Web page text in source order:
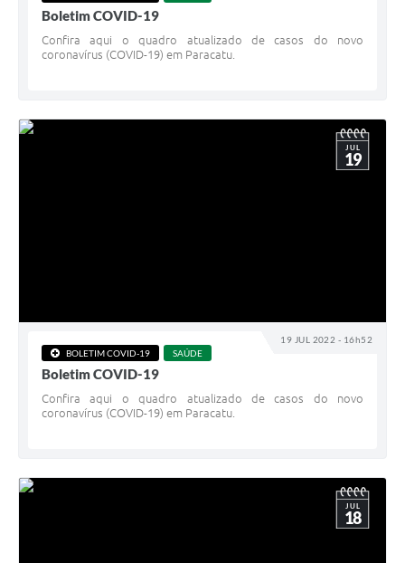
Boletim COVID-19
Confira aqui o quadro atualizado de casos do novo
coronavírus (COVID-19) em Paracatu.
19 JUL 2022 - 16h52
JUL
19
BOLETIM COVID-19 SAÚDE
Boletim COVID-19
Confira aqui o quadro atualizado de casos do novo
coronavírus (COVID-19) em Paracatu.
JUL
18